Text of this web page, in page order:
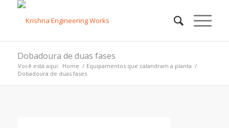
Dobadoura de duas fases
Você está aqui: Home / Equipamentos que calandram a planta /
Dobadoura de duas fases